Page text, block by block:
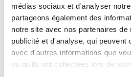
médias sociaux et d'analyser
partageons également des
notre site avec nos partenaires de
publicité et d'analyse, qui peuvent
avec d'autres informations que
ou qu'ils ont collectées lors de
Succession et adoption
Révocation de l’adoption simple
Recherche des origines